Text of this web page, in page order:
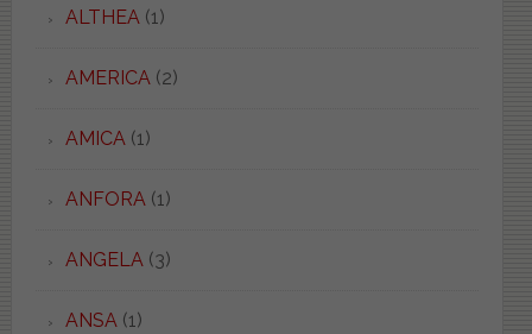
ALTHEA(1)
AMERICA(2)
AMICA(1)
ANFORA(1)
ANGELA(3)
ANSA(1)